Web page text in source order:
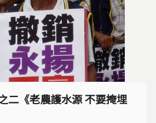
二《老農護水源 不要掩埋